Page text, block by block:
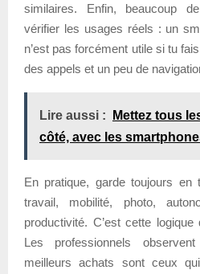
similaires. Enfin, beaucoup
vérifier les usages réels : un
n’est pas forcément utile si tu
des appels et un peu de
Lire aussi :
Mettez tous
côté, avec les
En pratique, garde toujours en
travail, mobilité, photo,
productivité. C’est cette
Les professionnels
meilleurs achats sont ceux